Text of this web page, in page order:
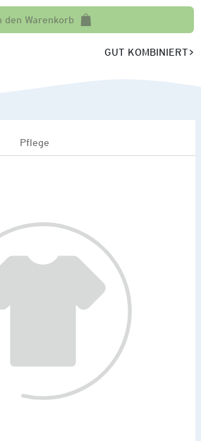
den Warenkorb
GUT KOMBINIERT
Pflege